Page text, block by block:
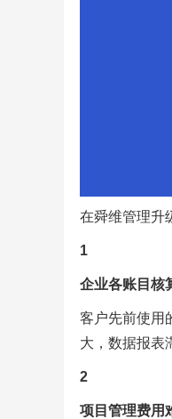
在舜维管理升
1
企业各账目核
客户先前使用
大，数据报表
2
项目管理费用